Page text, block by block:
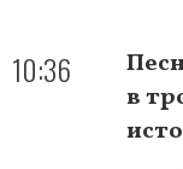
10:36
в